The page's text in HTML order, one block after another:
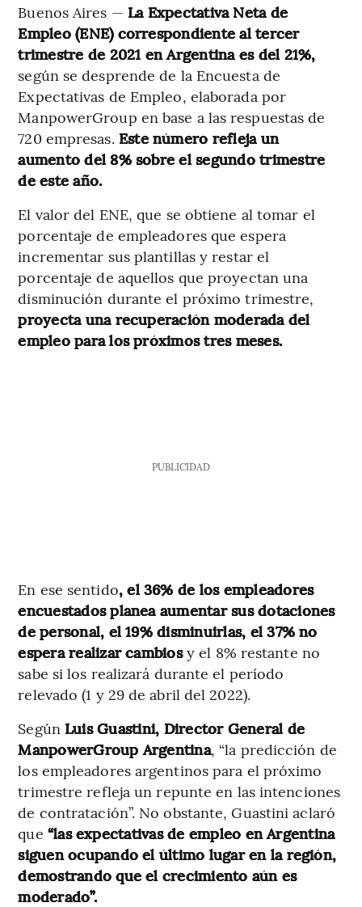
Buenos Aires — La Expectativa Neta de
Empleo (ENE) correspondiente al tercer
trimestre de 2021 en Argentina es del 21%,
según se desprende de la Encuesta de
Expectativas de Empleo, elaborada por
ManpowerGroup en base a las respuestas de
720 empresas. Este número refleja un
aumento del 8% sobre el segundo trimestre
de este año.
El valor del ENE, que se obtiene al tomar el
porcentaje de empleadores que espera
incrementar sus plantillas y restar el
porcentaje de aquellos que proyectan una
disminución durante el próximo trimestre,
proyecta una recuperación moderada del
empleo para los próximos tres meses.
PUBLICIDAD
En ese sentido, el 36% de los empleadores
encuestados planea aumentar sus dotaciones
de personal, el 19% disminuirlas, el 37% no
espera realizar cambiosy el 8% restante no
sabe si los realizará durante el período
relevado (1 y 29 de abril del 2022).
Según Luis Guastini, Director General de
ManpowerGroup Argentina, “la predicción de
los empleadores argentinos para el próximo
trimestre refleja un repunte en las intenciones
de contratación”. No obstante, Guastini aclaró
que “las expectativas de empleo en Argentina
siguen ocupando el último lugar en la región,
demostrando que el crecimiento aún es
moderado”.